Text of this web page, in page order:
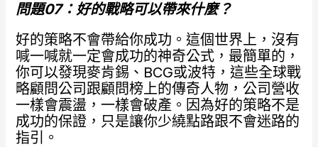
問題07：好的戰略可以帶來什麼？
好的策略不會帶給你成功。這個世界上，沒有
喊一喊就一定會成功的神奇公式，最簡單的，
你可以發現麥肯錫、BCG或波特，這些全球戰
略顧問公司跟顧問榜上的傳奇人物，公司營收
一樣會震盪，一樣會破產。因為好的策略不是
成功的保證，只是讓你少繞點路跟不會迷路的
指引。